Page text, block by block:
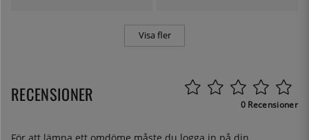
Visa fler
RECENSIONER 0 Recensioner